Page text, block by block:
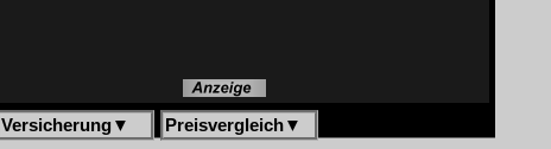
Versicherung▼ Preisvergleich▼